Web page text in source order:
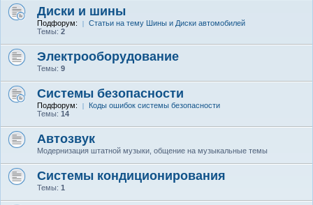
Диски и шины
Подфорум:
Статьи на тему Шины и Диски автомобилей
Темы: 2
Электрооборудование
Темы: 9
Системы безопасности
Подфорум:
Коды ошибок системы безопасности
Темы: 14
Автозвук
Модернизация штатной музыки, общение на музыкальные темы
Системы кондиционирования
Темы: 1